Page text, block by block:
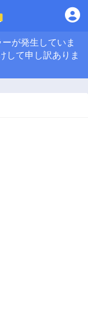
が発生していま
して申し訳ありま